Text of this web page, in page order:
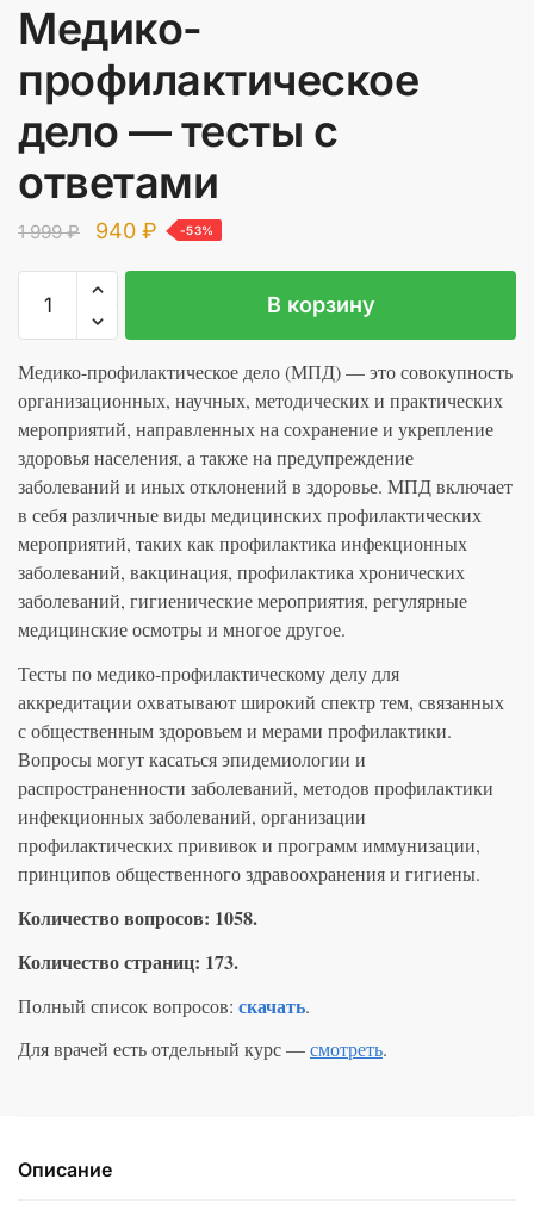
Медико-
профилактическое
дело — тесты с
ответами
1 999₽
Первоначальная
составляла
1
940 ₽ Текущая
-53%
Количество
товара
Медико-
профилактическое
дело
-
тесты
с
ответами
В корзину
Медико-профилактическое дело (МПД) — это совокупность
организационных, научных, методических и практических
мероприятий, направленных на сохранение и укрепление
здоровья населения, а также на предупреждение
заболеваний и иных отклонений в здоровье. МПД включает
в себя различные виды медицинских профилактических
мероприятий, таких как профилактика инфекционных
заболеваний, вакцинация, профилактика хронических
заболеваний, гигиенические мероприятия, регулярные
медицинские осмотры и многое другое.
Тесты по медико-профилактическому делу для
аккредитации охватывают широкий спектр тем, связанных
с общественным здоровьем и мерами профилактики.
Вопросы могут касаться эпидемиологии и
распространенности заболеваний, методов профилактики
инфекционных заболеваний, организации
профилактических прививок и программ иммунизации,
принципов общественного здравоохранения и гигиены.
Количество вопросов: 1058.
Количество страниц: 173.
Полный список вопросов: скачать.
Для врачей есть отдельный курс —смотреть.
Описание